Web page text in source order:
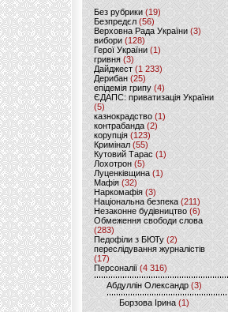
Без рубрики (19)
Безпредєл(56)
Верховна Рада України (3)
вибори(128)
Герої України(1)
гривня (3)
Дайджест (1 233)
Дерибан (25)
епідемія грипу (4)
ЄДАПС: приватизація України
(5)
казнокрадство (1)
контрабанда (2)
корупція (123)
Кримінал (55)
Кутовий Тарас (1)
Лохотрон(5)
Луценківщина (1)
Мафія (32)
Наркомафія (3)
Національна безпека (211)
Незаконне будівництво(6)
Обмеження свободи слова
(283)
Педофіли з БЮТу (2)
переслідування журналістів
(17)
Персоналії (4 316)
Абдуллін Олександр (3)
Борзова Ірина(1)